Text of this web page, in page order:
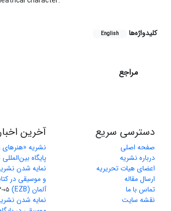
کلیدواژه‌ها English
مراجع
دسترسی سریع
صفحه اصلی
درباره نشریه
اعضای هیات تحریریه
ارسال مقاله
تماس با ما
نقشه سایت
آخرین
نشریه «هنرهای
پایگاه بین‌المللی ERIH PLUS نمایه شد
نمایه شدن
و موسیقی در
آلمان (EZB)
05
نمایه شدن